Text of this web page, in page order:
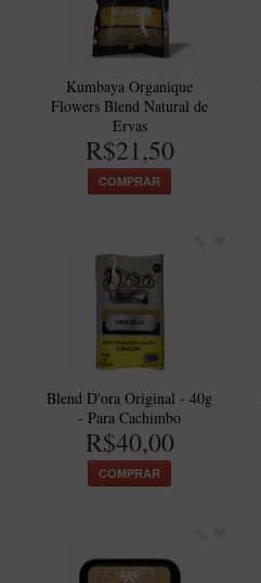
Cachimbos Mini
Elite Nº 2
Elite Polido
Giovanni Encerado
Itália Encerado
Maestro Nacional Encerado
Caboclo - 7 Voltas
Cachimbeco
Fiore
Giovanni
Jateado
Montana
Kumbaya Organique
Flowers Blend Natural de
Ervas
R$21,50
COMPRAR
Blend D'ora Original - 40g
- Para Cachimbo
R$40,00
COMPRAR